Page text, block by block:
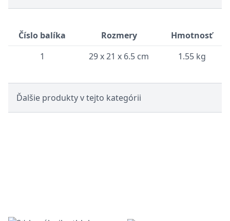
Číslo balíka Rozmery
Hmotnosť
1
29 x 21 x 6.5 cm 1.55 kg
Ďalšie produkty v tejto kategórii